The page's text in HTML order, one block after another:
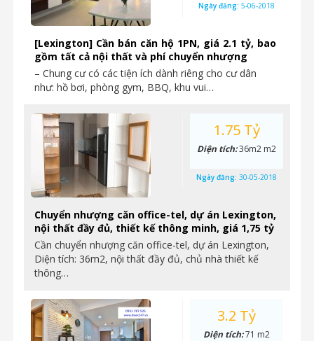
[Lexington] Cần bán căn hộ 1PN, giá 2.1 tỷ, bao
gồm tất cả nội thất và phí chuyển nhượng
– Chung cư có các tiện ích dành riêng cho cư dân
như: hồ bơi, phòng gym, BBQ, khu vui…
Ngày đăng: 5-06-2018
Chuyển nhượng căn office-tel, dự án Lexington,
nội thất đầy đủ, thiết kế thông minh, giá 1,75 tỷ
Cần chuyển nhượng căn office-tel, dự án Lexington,
Diện tích: 36m2, nội thất đầy đủ, chủ nhà thiết kế
thông…
1.75 Tỷ
Diện tích:36m2 m2
Ngày đăng: 30-05-2018
3.2 Tỷ
Diện tích:71 m2